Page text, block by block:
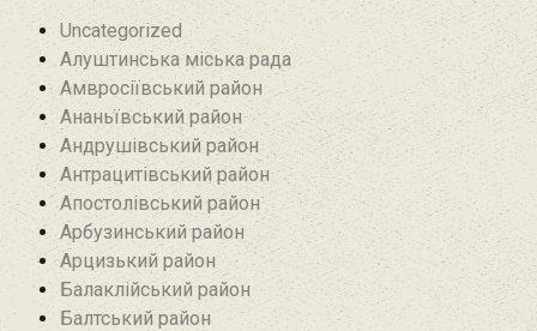
Uncategorized
Алуштинська міська рада
Амвросіївський район
Ананьївський район‎
Андрушівський район‎
Антрацитівський район‎
Апостолівський район
Арбузинський район‎
Арцизький район‎
Балаклійський район
Балтський район‎